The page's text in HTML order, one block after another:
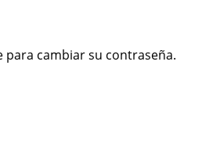
para cambiar su contraseña.